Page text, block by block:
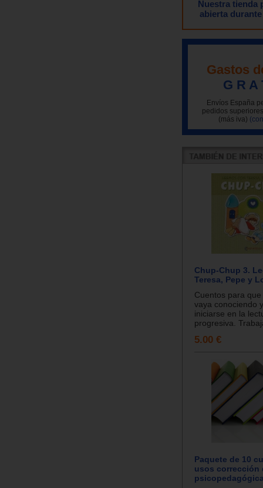
Nuestra tienda
abierta
Gastos
G R A
Envíos España
pedidos
(más iva)
Chup-Chup 3.
Teresa, Pepe y
Cuentos para
vaya conociendo
iniciarse en la
progresiva.
5.00 €
Paquete de 10
usos corrección